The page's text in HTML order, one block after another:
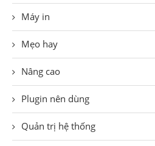
Máy in
Mẹo hay
Nâng cao
Plugin nên dùng
Quản trị hệ thống